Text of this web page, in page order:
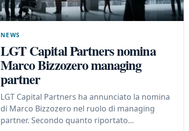
NEWS
LGT Capital Partners nomina
Marco Bizzozero managing
partner
LGT Capital Partners ha annunciato la nomina
di Marco Bizzozero nel ruolo di managing
partner. Secondo quanto riportato...